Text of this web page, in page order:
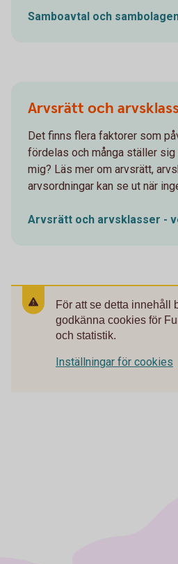
Samboavtal och
Arvsrätt och
Det finns flera faktorer som
fördelas och många ställer
mig? Läs mer om arvsrätt,
arvsordningar kan se ut när
Arvsrätt och arvsklasser -
För att se detta innehåll
godkänna cookies för
och statistik.
Inställningar för cookies